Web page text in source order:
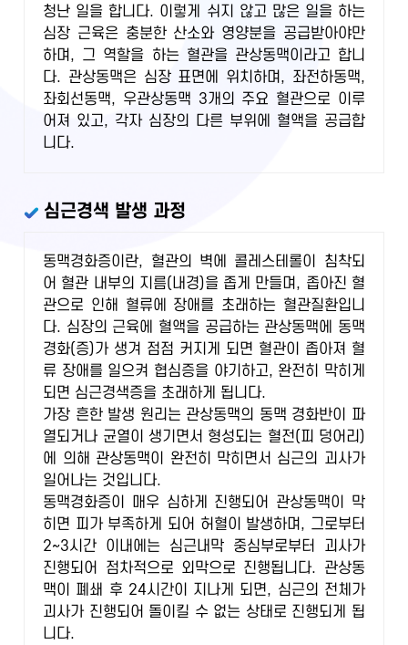
청난 일을 합니다. 이렇게 쉬지 않고 많은 일을 하는
심장 근육은 충분한 산소와 영양분을 공급받아야만
하며, 그 역할을 하는 혈관을 관상동맥이라고 합니
다. 관상동맥은 심장 표면에 위치하며, 좌전하동맥,
좌회선동맥, 우관상동맥 3개의 주요 혈관으로 이루
어져 있고, 각자 심장의 다른 부위에 혈액을 공급합
니다.
심근경색 발생 과정
동맥경화증이란, 혈관의 벽에 콜레스테롤이 침착되
어 혈관 내부의 지름(내경)을 좁게 만들며, 좁아진 혈
관으로 인해 혈류에 장애를 초래하는 혈관질환입니
다. 심장의 근육에 혈액을 공급하는 관상동맥에 동맥
경화(증)가 생겨 점점 커지게 되면 혈관이 좁아져 혈
류 장애를 일으켜 협심증을 야기하고, 완전히 막히게
되면 심근경색증을 초래하게 됩니다.
가장 흔한 발생 원리는 관상동맥의 동맥 경화반이 파
열되거나 균열이 생기면서 형성되는 혈전(피 덩어리)
에 의해 관상동맥이 완전히 막히면서 심근의 괴사가
일어나는 것입니다.
동맥경화증이 매우 심하게 진행되어 관상동맥이 막
히면 피가 부족하게 되어 허혈이 발생하며, 그로부터
2~3시간 이내에는 심근내막 중심부로부터 괴사가
진행되어 점차적으로 외막으로 진행됩니다. 관상동
맥이 폐쇄 후 24시간이 지나게 되면, 심근의 전체가
괴사가 진행되어 돌이킬 수 없는 상태로 진행되게 됩
니다.